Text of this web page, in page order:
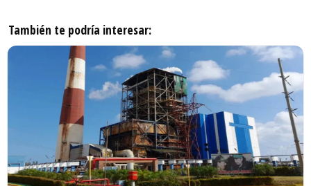
También te podría interesar: